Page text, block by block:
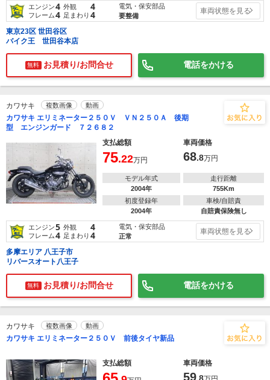
エンジン4 外観 4
フレーム4 足まわり 4
電気・保安部品
要整備
車両状態を見る
東京23区 世田谷区
バイク王 世田谷本店
無料 お見積り/お問合せ 電話をかける
カワサキ 複数画像 動画
カワサキ エリミネーター２５０Ｖ ＶＮ２５０Ａ 後期
型 エンジンガード ７２６８２
支払総額
車両価格
75.22万円 68.8万円
モデル年式
2004年
走行距離
755Km
初度登録年
2004年
車検/自賠責
自賠責保険無し
エンジン5 外観 4
フレーム4 足まわり 4
電気・保安部品
正常
車両状態を見る
多摩エリア 八王子市
リバースオート八王子
無料 お見積り/お問合せ 電話をかける
カワサキ 複数画像 動画
カワサキ エリミネーター２５０Ｖ 前後タイヤ新品
支払総額 車両価格
59